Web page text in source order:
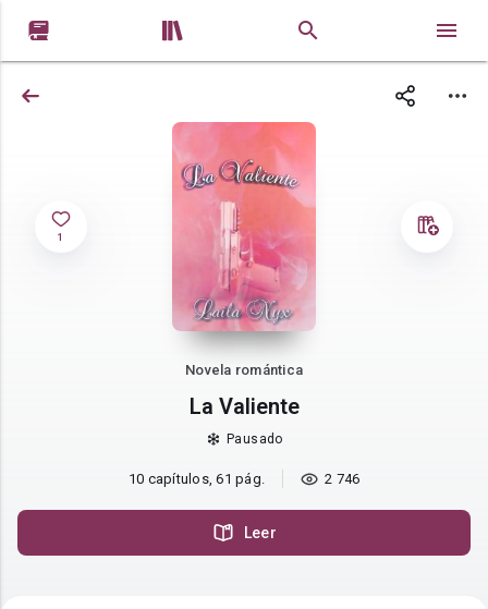
 
1
Novela romántica
La Valiente
Pausado
10 capítulos, 61 pág. 2 746
Leer